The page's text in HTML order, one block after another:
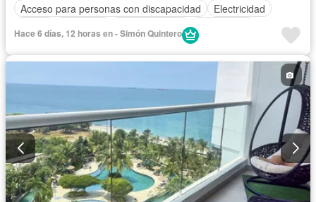
Acceso para personas con discapacidad
Electricidad
Hace 6 días, 12 horas en - Simón Quintero